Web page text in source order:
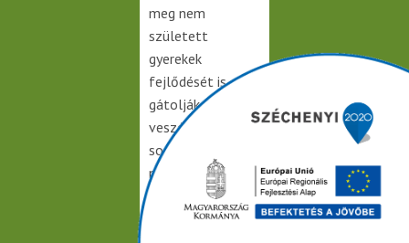
meg nem
született
gyerekek
fejlődését is
gátolják,
veszélybe
sodorva a terhes
nők életét is.